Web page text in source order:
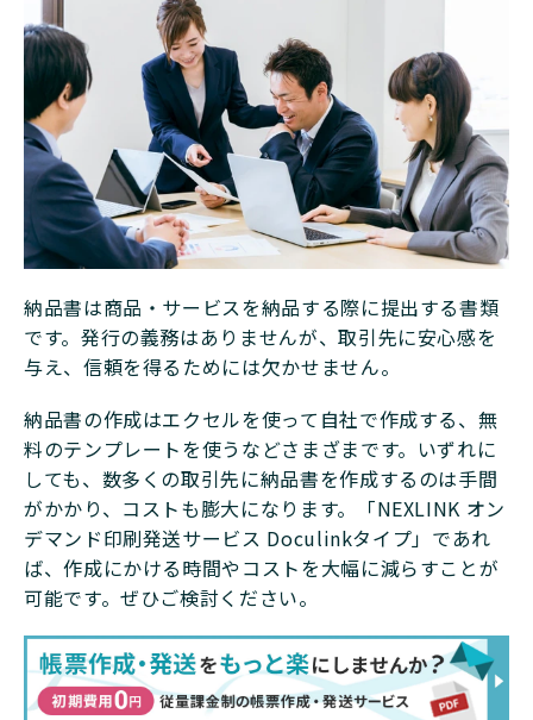
納品書は商品・サービスを納品する際に提出する書類
です。発行の義務はありませんが、取引先に安心感を
与え、信頼を得るためには欠かせません。
納品書の作成はエクセルを使って自社で作成する、無
料のテンプレートを使うなどさまざまです。いずれに
しても、数多くの取引先に納品書を作成するのは手間
がかかり、コストも膨大になります。「NEXLINK オン
デマンド印刷発送サービス Doculinkタイプ」であれ
ば、作成にかける時間やコストを大幅に減らすことが
可能です。ぜひご検討ください。